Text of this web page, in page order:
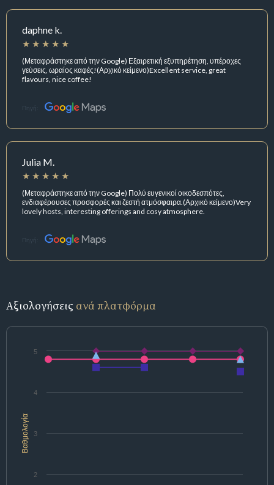
daphne k.
(Μεταφράστηκε από την Google) Εξαιρετική εξυπηρέτηση, υπέροχες
γεύσεις, ωραίος καφές!(Αρχικό κείμενο)Excellent service, great
flavours, nice coffee!
Πηγή:
Julia M.
(Μεταφράστηκε από την Google) Πολύ ευγενικοί οικοδεσπότες,
ενδιαφέρουσες προσφορές και ζεστή ατμόσφαιρα.(Αρχικό κείμενο)Very
lovely hosts, interesting offerings and cosy atmosphere.
Πηγή:
Αξιολογήσεις ανά πλατφόρμα
Βαθμολογία
2
3
4
5